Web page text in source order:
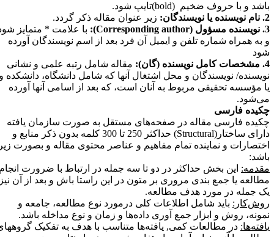
و با حروف ضخیم (bold)تایپ شود.
زیر عنوان مقاله ذکر گردد.
(Corresponding author)
: با علامت * متمایز شود
به همراه شماره تلفن و ایمیل آن فرد بعد از اسم نویسندگان آورده
مقاله شامل رتبه علمی و نشانی
نویسندگان و محل اشتغال آنها که شامل دانشگاه، دانشکده و
مؤسسه تحقیقی مربوط به آنان است، که بعد از اسامی آنها آورده
فارسی
فارسی مقاله در صفحه‌های مستقل به صورت سازمان یافته
ساختار(Structural
)
حداکثر 250 تا 300 کلمه بدون ذکر منابع و
و نماینده تمام مفاهیم و عناصر محتوی مقاله و بصورت زیر
:
این بخش حداکثر در دو تا سه جمله در ارتباط با ضرورت انجام
یا جمع بندی مروری بر متون در این راستا باش و بعد از آن نیز
جمله در مورد هدف مطالعه.
باید شامل اطلاعات کلی درمورد نوع مطالعه، جامعه و
روش و ابزار جمع آوری داده‌ها و زمان و نوع مداخله باشد.
در مطالعات کمی, یافته‌ها متناسب با هدف به تفکیک گروههای